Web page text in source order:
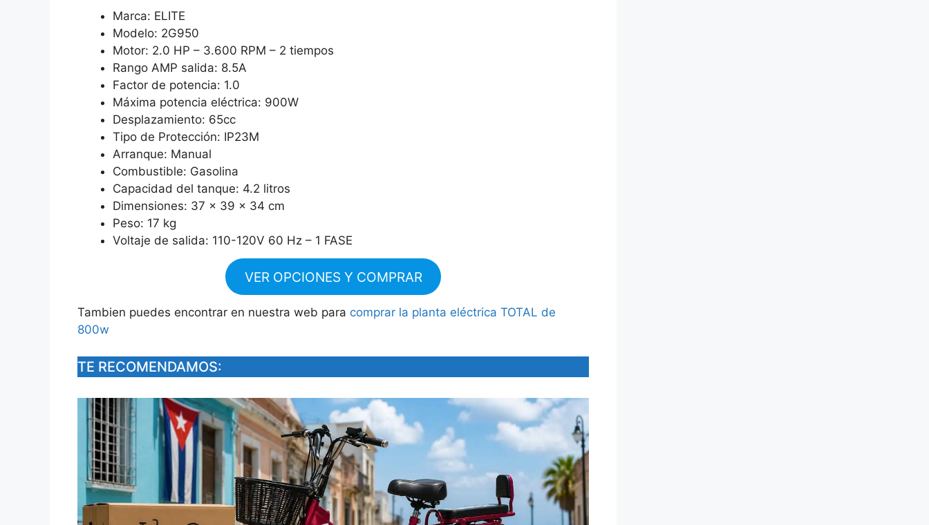
Marca: ELITE
Modelo: 2G950
Motor: 2.0 HP – 3.600 RPM – 2 tiempos
Rango AMP salida: 8.5A
Factor de potencia: 1.0
Máxima potencia eléctrica: 900W
Desplazamiento: 65cc
Tipo de Protección: IP23M
Arranque: Manual
Combustible: Gasolina
Capacidad del tanque: 4.2 litros
Dimensiones: 37 x 39 x 34 cm
Peso: 17 kg
Voltaje de salida: 110-120V 60 Hz – 1 FASE
VER OPCIONES Y COMPRAR
Tambien puedes encontrar en nuestra web para comprar la planta eléctrica TOTAL de
800w
TE RECOMENDAMOS: